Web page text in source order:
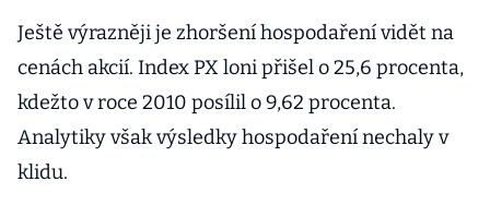
Ještě výrazněji je zhoršení hospodaření vidět na
cenách akcií. Index PX loni přišel o 25,6 procenta,
kdežto v roce 2010 posílil o 9,62 procenta.
Analytiky však výsledky hospodaření nechaly v
klidu.